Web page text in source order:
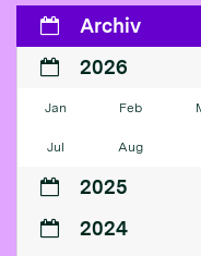
Archiv
2026
Jan Feb
Jul Aug
2025
2024